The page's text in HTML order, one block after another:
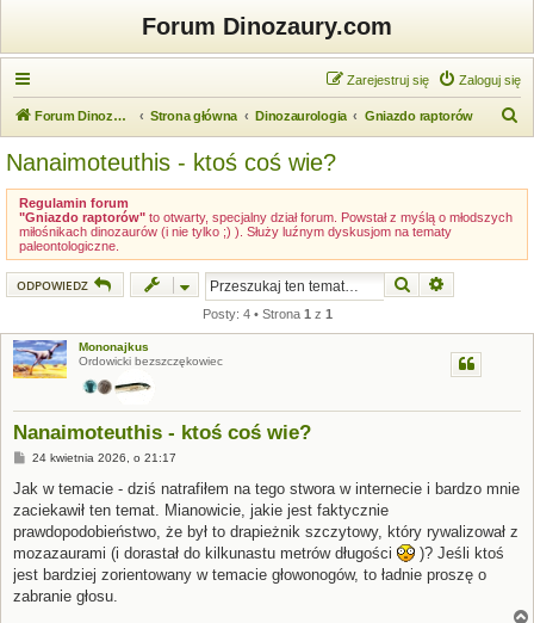
Forum Dinozaury.com
Zaloguj się
Zarejestruj się
Forum Dinozaury.com Strona główna Dinozaurologia Gniazdo raptorów
j
Nanaimoteuthis - ktoś coś wie?
Regulamin forum
"Gniazdo raptorów" to otwarty, specjalny dział forum. Powstał z myślą o młodszych
miłośnikach dinozaurów (i nie tylko ;) ). Służy luźnym dyskusjom na tematy
paleontologiczne.
ODPOWIEDZ Szukaj
Posty: 4 • Strona 1 z 1
Mononajkus
Ordowicki bezszczękowiec
Nanaimoteuthis - ktoś coś wie?
P
s
24 kwietnia 2026, o 21:17
Jak w temacie - dziś natrafiłem na tego stwora w internecie i bardzo mnie
zaciekawił ten temat. Mianowicie, jakie jest faktycznie
prawdopodobieństwo, że był to drapieżnik szczytowy, który rywalizował z
mozazaurami (i dorastał do kilkunastu metrów długości
)? Jeśli ktoś
jest bardziej zorientowany w temacie głowonogów, to ładnie proszę o
zabranie głosu.